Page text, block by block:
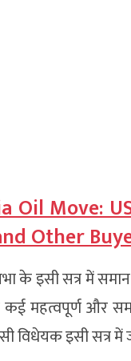
Oil Move:
Other
के इसी सत्र में
कई महत्वपूर्ण और
विधेयक इसी सत्र में